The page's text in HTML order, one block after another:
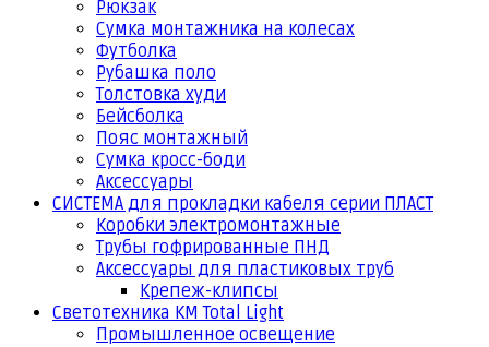
Рюкзак
Сумка монтажника на колесах
Футболка
Рубашка поло
Толстовка худи
Бейсболка
Пояс монтажный
Сумка кросс-боди
Аксессуары
СИСТЕМА для прокладки кабеля серии ПЛАСТ
Коробки электромонтажные
Трубы гофрированные ПНД
Аксессуары для пластиковых труб
Крепеж-клипсы
Светотехника КМ Total Light
Промышленное освещение